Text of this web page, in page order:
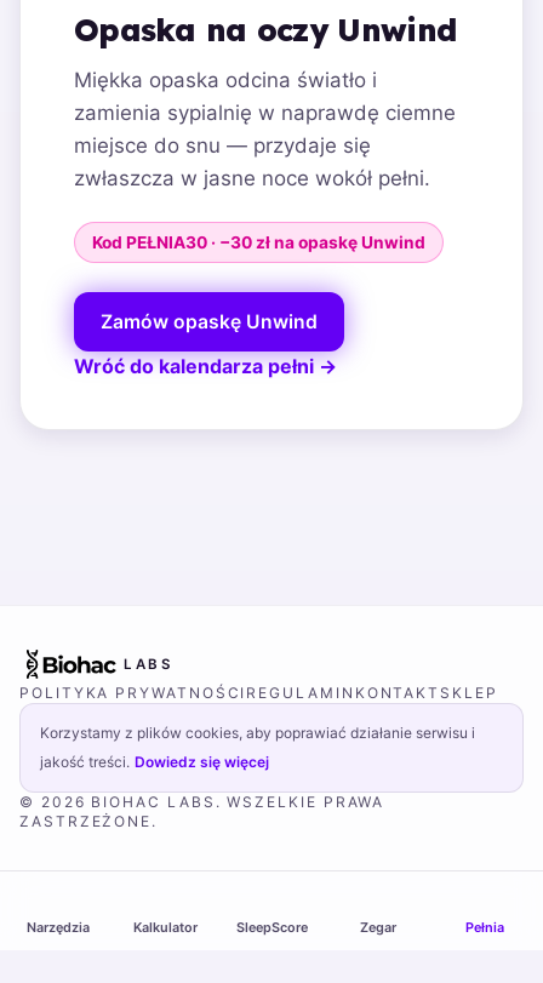
Opaska na oczy Unwind
Miękka opaska odcina światło i
zamienia sypialnię w naprawdę ciemne
miejsce do snu — przydaje się
zwłaszcza w jasne noce wokół pełni.
Kod PEŁNIA30 · −30 zł na opaskę Unwind
Zamów opaskę Unwind
Wróć do kalendarza pełni →
LABS
POLITYKA PRYWATNOŚCI REGULAMIN KONTAKT SKLEP
Korzystamy z plików cookies, aby poprawiać działanie serwisu i
jakość treści. Dowiedz się więcej
© 2026 BIOHAC LABS. WSZELKIE PRAWA
ZASTRZEŻONE.
Narzędzia Kalkulator SleepScore Zegar Pełnia